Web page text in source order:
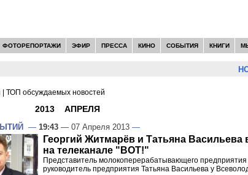
ФОТОРЕПОРТАЖИ ЭФИР ПРЕССА КИНО СОБЫТИЯ КНИГИ
ТОП обсуждаемых новостей
2013 АПРЕЛЯ
— 19:43 — 07 Апреля 2013 —
Георгий Житмарёв и Татьяна Васильева
на телеканале "ВОТ!"
Представитель молокоперерабатывающего предприятия
руководитель предприятия Татьяна Васильева у